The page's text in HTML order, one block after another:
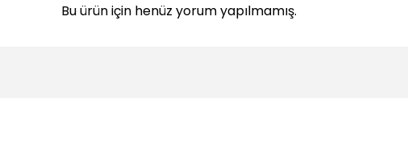
Bu ürün için henüz yorum yapılmamış.